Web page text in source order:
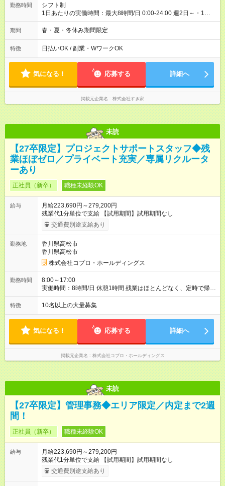
勤務時間
シフト制
1日あたりの実働時間：最大8時間/日 0:00-24:00 週2日～・1日
2h～OK ＜シフト例＞ 〇朝帯 5:00-9:00 〇昼帯 9:00-14:00 〇午
後帯 14:00-18:00 〇夜帯 18:00-22:00 〇深夜帯 22:00-翌5:00 基
ます♪
期間 春・夏・冬休み期間限定
特徴 日払いOK / 副業・WワークOK
気になる！ 応募する 詳細へ
掲載元企業名 株式会社すき家
未読
【27卒限定】プロジェクトサポートスタッフ◆残
業ほぼゼロ／プライベート充実／専属リクルータ
ーあり
正社員（新卒） 職種未経験OK
給与
月給223,690円～279,200円
残業代1分単位で支給 【試用期間】試用期間なし
交通費別途支給あり
勤務地
香川県高松市
香川県高松市
株式会社コプロ・ホールディングス
勤務時間
8:00～17:00
実働時間：8時間/日 休憩1時間 残業はほとんどなく、定時で帰れ
る日が多い働き方です。 毎日の業務は進捗管理や事務が中心な
ので、 「今日やるべき仕事」が終われば、自然と区切りをつけ
方を大切にしています。
特徴 10名以上の大量募集
気になる！ 応募する 詳細へ
掲載元企業名 株式会社コプロ・ホールディングス
未読
【27卒限定】管理事務◆エリア限定／内定まで2週
間！
正社員（新卒） 職種未経験OK
給与
月給223,690円～279,200円
残業代1分単位で支給 【試用期間】試用期間なし
交通費別途支給あり